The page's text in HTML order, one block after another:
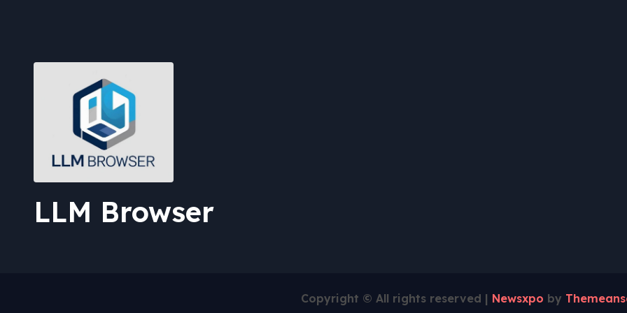
LLM Browser
Copyright © All rights reserved | Newsxpo by